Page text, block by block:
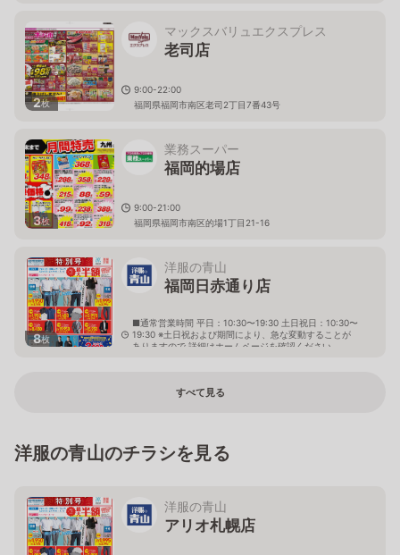
2枚
マックスバリュエクスプレス
老司店
9:00-22:00
福岡県福岡市南区老司2丁目7番43号
3枚
業務スーパー
福岡的場店
9:00-21:00
福岡県福岡市南区的場1丁目21-16
8枚
洋服の青山
福岡日赤通り店
■通常営業時間 平日：10:30〜19:30 土日祝日：10:30〜
19:30 ※土日祝および期間により、急な変動することが
ありますので 詳細はホームページを確認ください
すべて見る
洋服の青山のチラシを見る
洋服の青山
アリオ札幌店